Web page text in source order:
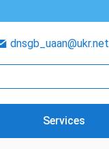
dnsgb_uaan@ukr.net
Services